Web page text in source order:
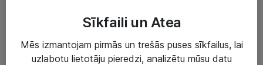
Sīkfaili un Atea
Mēs izmantojam pirmās un trešās puses sīkfailus, lai
uzlabotu lietotāju pieredzi, analizētu mūsu datu